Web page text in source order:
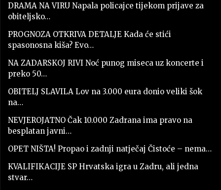
DRAMA NA VIRU Napala policajce tijekom prijave za
obiteljsko…
PROGNOZA OTKRIVA DETALJE Kada će stići
spasonosna kiša? Evo…
NA ZADARSKOJ RIVI Noć punog miseca uz koncerte i
preko 50…
OBITELJ SLAVILA Lov na 3.000 eura donio veliki šok
na…
NEVJEROJATNO Čak 10.000 Zadrana ima pravo na
besplatan javni…
OPET NIŠTA! Propao i zadnji natječaj Čistoće – nema…
KVALIFIKACIJE SP Hrvatska igra u Zadru, ali jedna
stvar…